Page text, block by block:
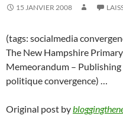
15 JANVIER 2008
(tags: socialmedia
The New Hampshire
Memeorandum –
politique convergence) …
Original post by